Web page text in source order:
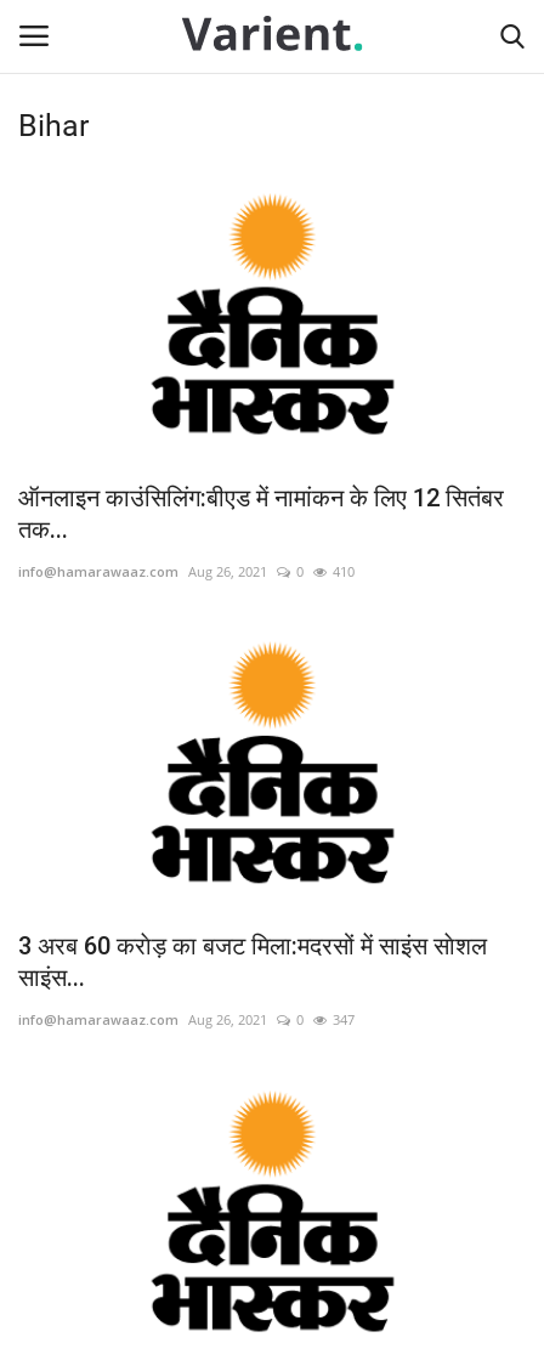
टेक न्यूज
Bihar
ऑनलाइन काउंसिलिंग:बीएड में नामांकन के लिए 12 सितंबर
तक...
info@hamarawaaz.com Aug 26, 2021 0 410
3 अरब 60 कराेड़ का बजट मिला:मदरसों में साइंस साेशल
साइंस...
info@hamarawaaz.com Aug 26, 2021 0 347